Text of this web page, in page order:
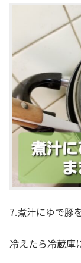
7.煮汁にゆで豚
冷えたら冷蔵庫